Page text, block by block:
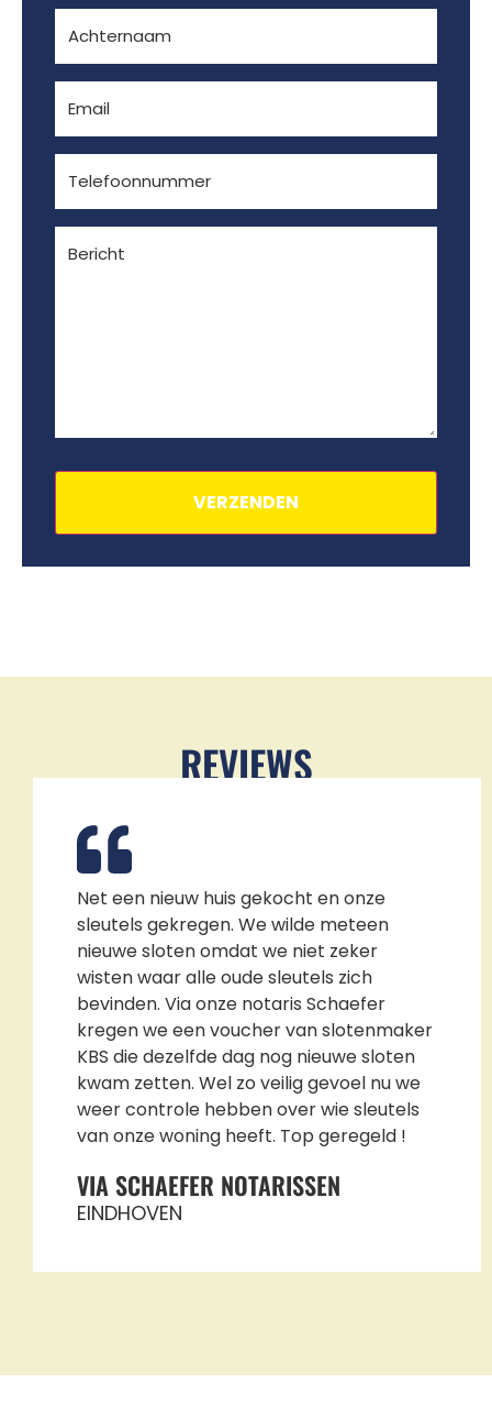
(Vereist)
mailadres
(Vereist)
REVIEWS
Net een nieuw huis gekocht en onze
sleutels gekregen. We wilde meteen
nieuwe sloten omdat we niet zeker
wisten waar alle oude sleutels zich
bevinden. Via onze notaris Schaefer
kregen we een voucher van slotenmaker
KBS die dezelfde dag nog nieuwe sloten
kwam zetten. Wel zo veilig gevoel nu we
weer controle hebben over wie sleutels
van onze woning heeft. Top geregeld !
VIA SCHAEFER NOTARISSEN
EINDHOVEN